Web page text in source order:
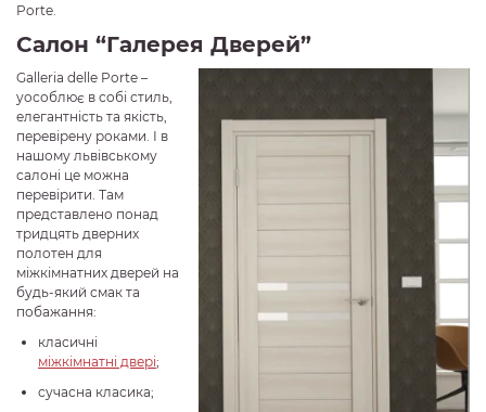
Porte.
Салон “Галерея Дверей”
Galleria delle Porte –
уособлює в собі стиль,
елегантність та якість,
перевірену роками. І в
нашому львівському
салоні це можна
перевірити. Там
представлено понад
тридцять дверних
полотен для
міжкімнатних дверей на
будь-який смак та
побажання:
класичні
міжкімнатні двері;
сучасна класика;